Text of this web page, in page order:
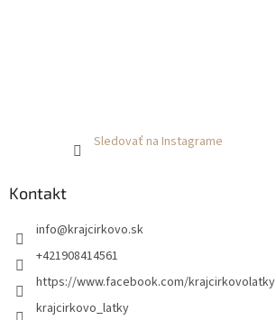
Sledovať na Instagrame
Kontakt
info@krajcirkovo.sk
+421908414561
https://www.facebook.com/krajcirkovolatky
krajcirkovo_latky